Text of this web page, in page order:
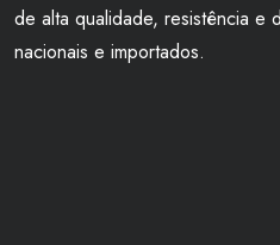
de alta qualidade, resistência e
nacionais e importados.